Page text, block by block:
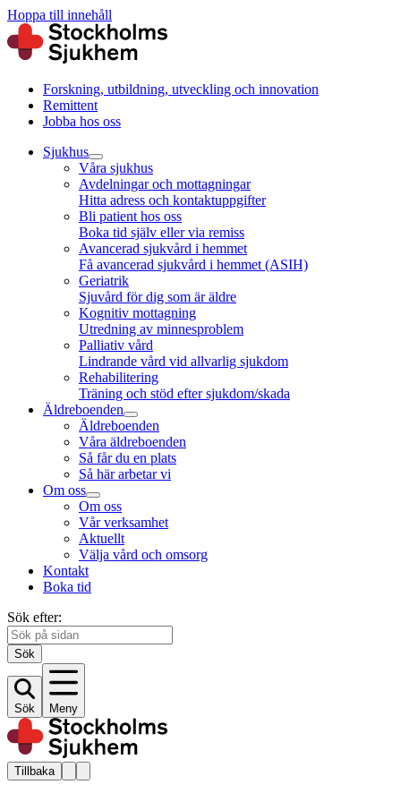
Hoppa till innehåll
Forskning, utbildning, utveckling och innovation
Remittent
Jobba hos oss
Sjukhus
Våra sjukhus
Avdelningar och mottagningar
Hitta adress och kontaktuppgifter
Bli patient hos oss
Boka tid själv eller via remiss
Avancerad sjukvård i hemmet
Få avancerad sjukvård i hemmet (ASIH)
Geriatrik
Sjuvård för dig som är äldre
Kognitiv mottagning
Utredning av minnesproblem
Palliativ vård
Lindrande vård vid allvarlig sjukdom
Rehabilitering
Träning och stöd efter sjukdom/skada
Äldreboenden
Äldreboenden
Våra äldreboenden
Så får du en plats
Så här arbetar vi
Om oss
Om oss
Vår verksamhet
Aktuellt
Välja vård och omsorg
Kontakt
Boka tid
Sök efter:
Sök
Sök Meny
Tillbaka